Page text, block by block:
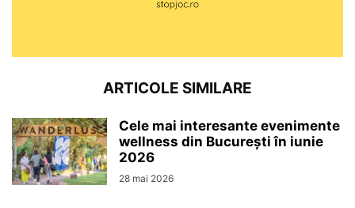
ARTICOLE SIMILARE
Cele mai interesante evenimente
wellness din București în iunie
2026
28 mai 2026